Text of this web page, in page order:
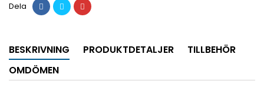
Dela
BESKRIVNING PRODUKTDETALJER
TILLBEHÖR
OMDÖMEN